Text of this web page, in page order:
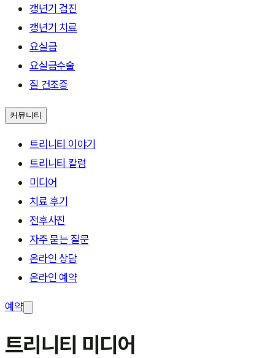
갱년기 검진
갱년기 치료
요실금
요실금수술
질 건조증
커뮤니티
트리니티 이야기
트리니티 칼럼
미디어
치료 후기
전후사진
자주 묻는 질문
온라인 상담
온라인 예약
예약
트리니티 미디어